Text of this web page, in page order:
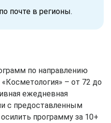
почте в регионы.
по направлению
– от 72 до
ежедневная
с предоставленным
программу за 10+